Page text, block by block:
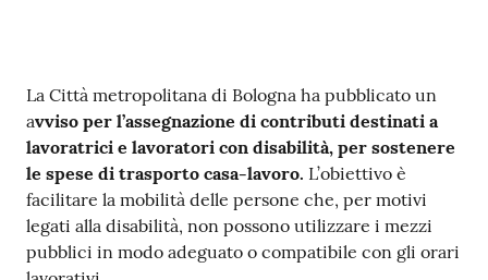
Contenuto
La Città metropolitana di Bologna ha pubblicato un
avviso per l’assegnazione di contributi destinati a
lavoratrici e lavoratori con disabilità, per sostenere
le spese di trasporto casa-lavoro. L’obiettivo è
facilitare la mobilità delle persone che, per motivi
legati alla disabilità, non possono utilizzare i mezzi
pubblici in modo adeguato o compatibile con gli orari